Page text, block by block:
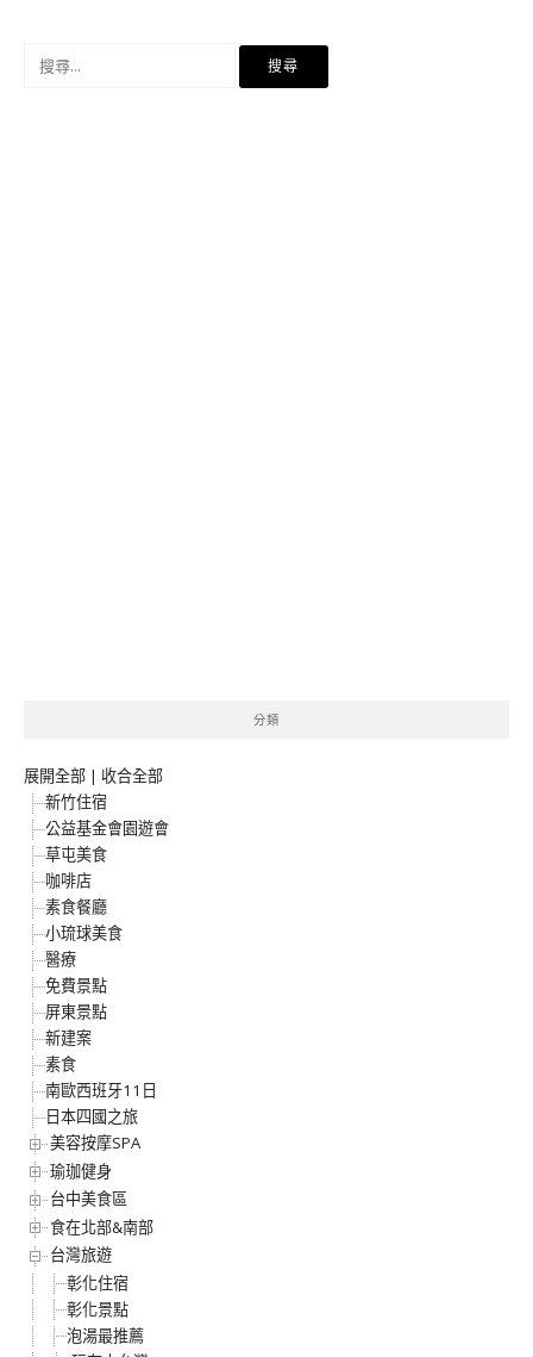
分類
展開全部 | 收合全部
新竹住宿
公益基金會園遊會
草屯美食
咖啡店
素食餐廳
小琉球美食
醫療
免費景點
屏東景點
新建案
素食
南歐西班牙11日
日本四國之旅
美容按摩SPA
瑜珈健身
台中美食區
食在北部&南部
台灣旅遊
彰化住宿
彰化景點
泡湯最推薦